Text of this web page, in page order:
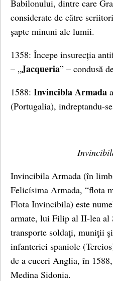
Babilonului, dintre care
considerate de către
şapte minuni ale lumii.
1358: Începe insurecția
– „Jacqueria” – condusă
1588: Invincibla Armada
(Portugalia), indreptandu-
Invincibila Armada (în
Felicísima Armada, “flota
Flota Invincibila) este
armate, lui Filip al II-lea al
transporte soldaţi, muniţii
infanteriei spaniole
de a cuceri Anglia, în
Medina Sidonia.